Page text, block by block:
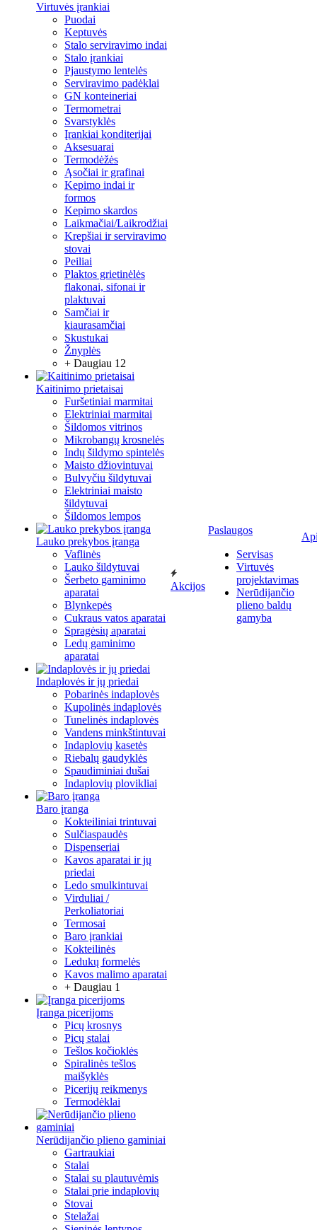
Virtuvės įrankiai
Puodai
Keptuvės
Stalo serviravimo indai
Stalo įrankiai
Pjaustymo lentelės
Serviravimo padėklai
GN konteineriai
Termometrai
Svarstyklės
Įrankiai konditerijai
Aksesuarai
Termodėžės
Ąsočiai ir grafinai
Kepimo indai ir
formos
Kepimo skardos
Laikmačiai/Laikrodžiai
Krepšiai ir serviravimo
stovai
Peiliai
Plaktos grietinėlės
flakonai, sifonai ir
plaktuvai
Samčiai ir
kiaurasamčiai
Skustukai
Žnyplės
+ Daugiau 12
Kaitinimo prietaisai
Furšetiniai marmitai
Elektriniai marmitai
Šildomos vitrinos
Mikrobangų krosnelės
Indų šildymo spintelės
Maisto džiovintuvai
Bulvyčiu šildytuvai
Elektriniai maisto
šildytuvai
Šildomos lempos
Lauko prekybos įranga
Vaflinės
Lauko šildytuvai
Šerbeto gaminimo
aparatai
Blynkepės
Cukraus vatos aparatai
Spragėsių aparatai
Ledų gaminimo
aparatai
Indaplovės ir jų priedai
Pobarinės indaplovės
Kupolinės indaplovės
Tunelinės indaplovės
Vandens minkštintuvai
Indaplovių kasetės
Riebalų gaudyklės
Spaudiminiai dušai
Indaplovių plovikliai
Baro įranga
Kokteiliniai trintuvai
Sulčiaspaudės
Dispenseriai
Kavos aparatai ir jų
priedai
Ledo smulkintuvai
Virduliai /
Perkoliatoriai
Termosai
Baro įrankiai
Kokteilinės
Ledukų formelės
Kavos malimo aparatai
+ Daugiau 1
Įranga picerijoms
Picų krosnys
Picų stalai
Tešlos kočioklės
Spiralinės tešlos
maišyklės
Picerijų reikmenys
Termodėklai
Nerūdijančio plieno gaminiai
Gartraukiai
Stalai
Stalai su plautuvėmis
Stalai prie indaplovių
Stovai
Stelažai
Akcijos
Paslaugos
Servisas
Virtuvės
projektavimas
Nerūdijančio
plieno baldų
gamyba